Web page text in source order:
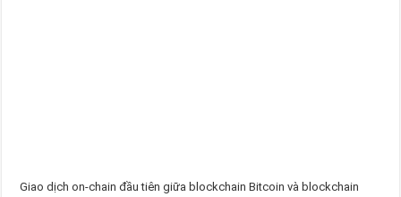
Giao dịch on-chain đầu tiên giữa blockchain Bitcoin và blockchain